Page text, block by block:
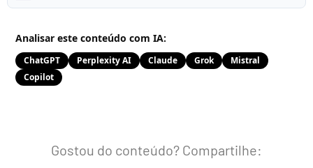
Analisar este conteúdo com IA:
ChatGPT Perplexity AI Claude Grok
Mistral
Copilot
Gostou do conteúdo? Compartilhe: